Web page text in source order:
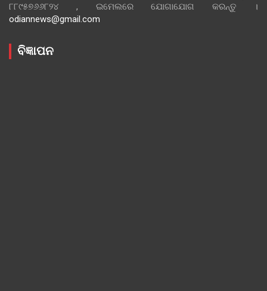
୮୮୯୫୭୬୬୮୨୪ , ଇମେଲରେ ଯୋଗାଯୋଗ କରନ୍ତୁ ।
odiannews@gmail.com
ବିଜ୍ଞାପନ